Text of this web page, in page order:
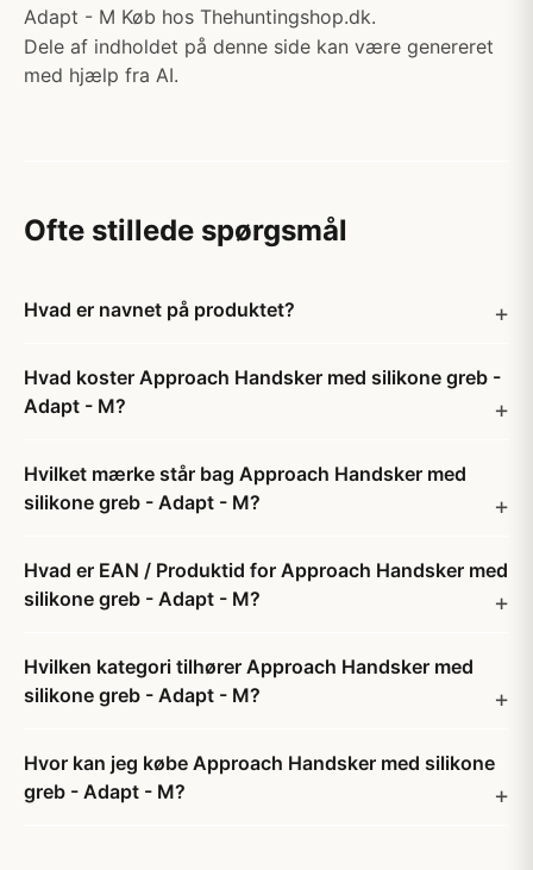
Adapt - M Køb hos Thehuntingshop.dk.
Dele af indholdet på denne side kan være genereret
med hjælp fra AI.
Ofte stillede spørgsmål
Hvad er navnet på produktet?
Hvad koster Approach Handsker med silikone greb -
Adapt - M?
Hvilket mærke står bag Approach Handsker med
silikone greb - Adapt - M?
Hvad er EAN / Produktid for Approach Handsker med
silikone greb - Adapt - M?
Hvilken kategori tilhører Approach Handsker med
silikone greb - Adapt - M?
Hvor kan jeg købe Approach Handsker med silikone
greb - Adapt - M?